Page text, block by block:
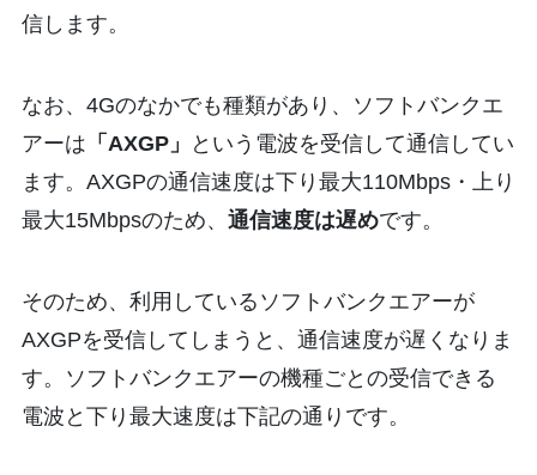
信します。
なお、4Gのなかでも種類があり、ソフトバンクエ
アーは 「AXGP」
という電波を受信して通信してい
ます。AXGPの通信速度は下り最大110Mbps・上り
最大15Mbpsのため、 通信速度は遅めです。
そのため、利用しているソフトバンクエアーが
AXGPを受信してしまうと、通信速度が遅くなりま
す。ソフトバンクエアーの機種ごとの受信できる
電波と下り最大速度は下記の通りです。